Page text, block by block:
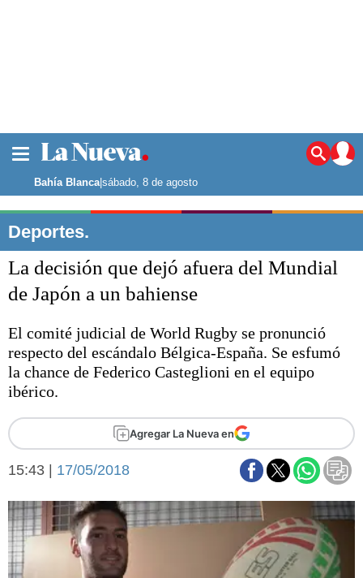
Noticias
La ciudad
Punta Alta
El mundo
Deportes
Escenario Olímpico
Liga del Sur
Básquetbol
Federal A
Arte y cultura
Aplausos
Economía y finanzas
Con el campo
Espacio empresas
Sociedad y tiempo
libre
Tecnología
Bahía Blanca|sábado, 8 de agosto
Deportes.
La decisión que dejó afuera del Mundial
de Japón a un bahiense
El comité judicial de World Rugby se pronunció
respecto del escándalo Bélgica-España. Se esfumó
la chance de Federico Casteglioni en el equipo
ibérico.
Agregar La Nueva en
15:43 | 17/05/2018